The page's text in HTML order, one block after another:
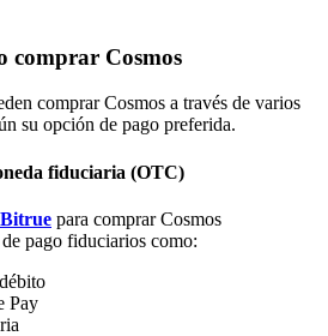
comprar Cosmos
comprar Cosmos a través de varios
su opción de pago preferida.
fiduciaria (OTC)
para comprar Cosmos
pago fiduciarios como:
Pay